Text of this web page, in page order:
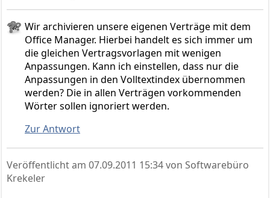
Wir archivieren unsere eigenen Verträge mit dem
Office Manager. Hierbei handelt es sich immer um
die gleichen Vertragsvorlagen mit wenigen
Anpassungen. Kann ich einstellen, dass nur die
Anpassungen in den Volltextindex übernommen
werden? Die in allen Verträgen vorkommenden
Wörter sollen ignoriert werden.
Zur Antwort
Veröffentlicht am 07.09.2011 15:34von Softwarebüro
Krekeler